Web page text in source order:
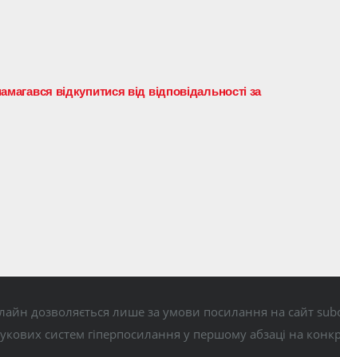
відкупитися від відповідальності за
дозволяється лише за умови посилання на сайт
систем гіперпосилання у першому абзаці на